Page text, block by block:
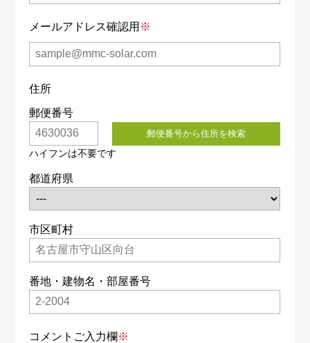
メールアドレス確認用 ※
住所
郵便番号
都道府県
市区町村
番地・建物名・部屋番号
コメントご入力欄※